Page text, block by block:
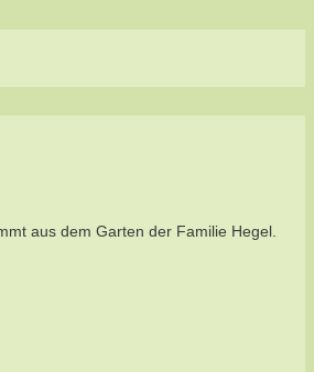
aus dem Garten der Familie Hegel.